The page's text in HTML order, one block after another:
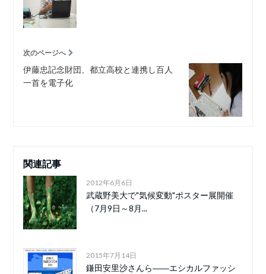
次のページへ
伊藤忠記念財団、都立高校と連携し百人
一首を電子化
関連記事
2012年6月6日
武蔵野美大で"気候変動"ポスター展開催
（7月9日～8月...
2015年7月14日
鎌田安里沙さんら――エシカルファッシ